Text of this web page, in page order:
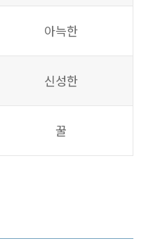
아늑한
신성한
꿀